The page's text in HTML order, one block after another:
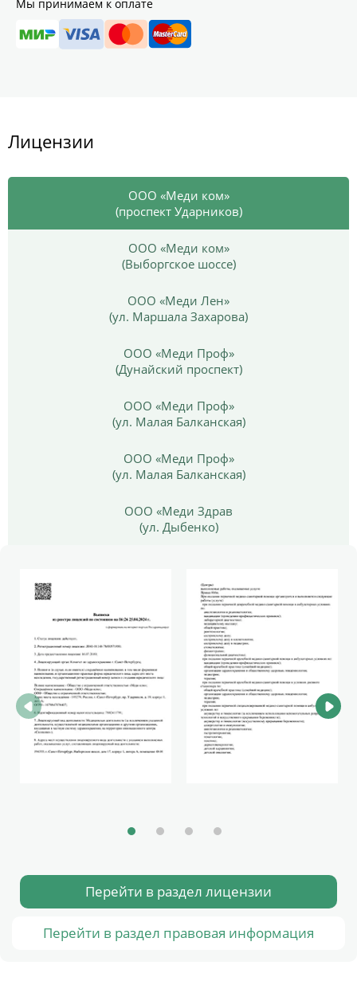
Мы принимаем к оплате
Лицензии
ООО «Меди ком»
(проспект Ударников)
ООО «Меди ком»
(Выборгское шоссе)
ООО «Меди Лен»
(ул. Маршала Захарова)
ООО «Меди Проф»
(Дунайский проспект)
ООО «Меди Проф»
(ул. Малая Балканская)
ООО «Меди Проф»
(ул. Малая Балканская)
ООО «Меди Здрав
(ул. Дыбенко)
Перейти в раздел лицензии
Перейти в раздел правовая информация